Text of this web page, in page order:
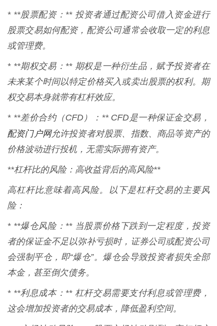
* **股票配资：** 投资者通过配资公司借入资金进行
股票交易如何配资，配资公司通常会收取一定的利息
或管理费。
* **期权交易：** 期权是一种衍生品，赋予投资者在
未来某个时间以特定价格买入或卖出股票的权利。期
权交易本身就带有杠杆效应。
* **差价合约（CFD）：** CFD是一种保证金交易，
配资门户网允许投资者对股票、指数、商品等资产的
价格波动进行投机，无需实际拥有资产。
**杠杆比的风险：高收益背后的高风险**
高杠杆比意味着高风险。以下是杠杆交易的主要风
险：
* **爆仓风险：** 当股票价格下跌到一定程度，投资
者的保证金不足以弥补亏损时，证券公司或配资公司
会强制平仓，即“爆仓”。爆仓会导致投资者损失全部
本金，甚至倒欠债务。
* **利息成本：** 杠杆交易需要支付利息或管理费，
这会增加投资者的交易成本，降低盈利空间。